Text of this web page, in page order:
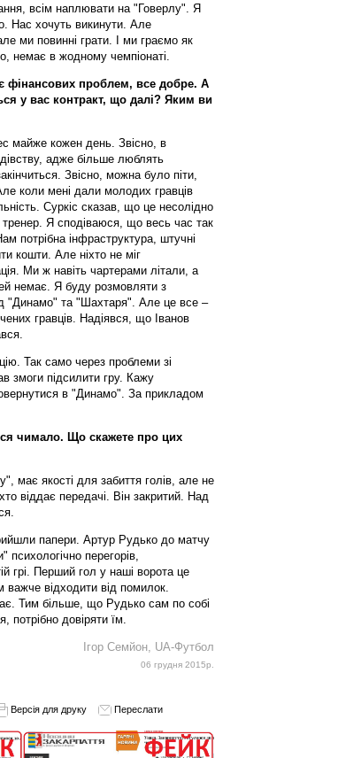
всім наплювати на "Говерлу". Я
Нас хочуть викинути. Але
ми повинні грати. І ми граємо як
немає в жодному чемпіонаті.
фінансових проблем, все добре. А
у вас контракт, що далі? Яким ви
майже кожен день. Звісно, в
адже більше люблять
Звісно, можна було піти,
коли мені дали молодих гравців
Суркіс сказав, що це несолідно
Я сподіваюся, що весь час так
потрібна інфраструктура, штучні
кошти. Але ніхто не міг
Ми ж навіть чартерами літали, а
немає. Я буду розмовляти з
"Динамо" та "Шахтаря". Але це все –
гравців. Надіявся, що Іванов
Так само через проблеми зі
змоги підсилити гру. Кажу
в "Динамо". За прикладом
чимало. Що скажете про цих
має якості для забиття голів, але не
віддає передачі. Він закритий. Над
папери. Артур Рудько до матчу
перегорів,
грі. Перший гол у наші ворота це
відходити від помилок.
Тим більше, що Рудько сам по собі
потрібно довіряти їм.
Ігор Семйон, UA-Футбол
06 грудня 2015р.
Версія для друку Переслати